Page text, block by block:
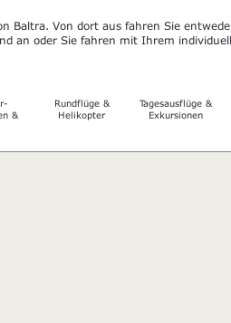
Baltra. Von dort aus fahren Sie
an oder Sie fahren mit Ihrem
&
Rundflüge &
Helikopter
Tagesausflüge &
Exkursionen